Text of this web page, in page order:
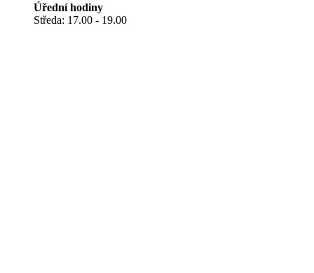
Úřední hodiny
Středa: 17.00 - 19.00